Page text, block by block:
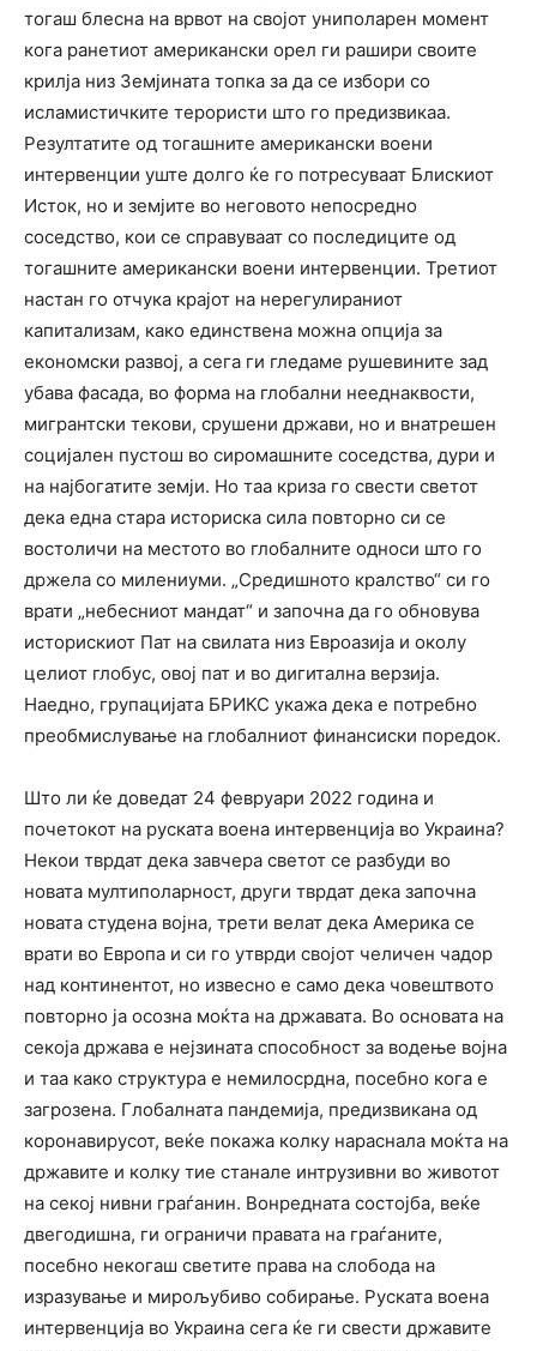
тогаш блесна на врвот на својот униполарен момент
кога ранетиот американски орел ги рашири своите
крилја низ Земјината топка за да се избори со
исламистичките терористи што го предизвикаа.
Резултатите од тогашните американски воени
интервенции уште долго ќе го потресуваат Блискиот
Исток, но и земјите во неговото непосредно
соседство, кои се справуваат со последиците од
тогашните американски воени интервенции. Третиот
настан го отчука крајот на нерегулираниот
капитализам, како единствена можна опција за
економски развој, а сега ги гледаме рушевините зад
убава фасада, во форма на глобални нееднаквости,
мигрантски текови, срушени држави, но и внатрешен
социјален пустош во сиромашните соседства, дури и
на најбогатите земји. Но таа криза го свести светот
дека една стара историска сила повторно си се
востоличи на местото во глобалните односи што го
држела со милениуми. „Средишното кралство“ си го
врати „небесниот мандат“ и започна да го обновува
историскиот Пат на свилата низ Евроазија и околу
целиот глобус, овој пат и во дигитална верзија.
Наедно, групацијата БРИКС укажа дека е потребно
преобмислување на глобалниот финансиски поредок.
Што ли ќе доведат 24 февруари 2022 година и
почетокот на руската воена интервенција во Украина?
Некои тврдат дека завчера светот се разбуди во
новата мултиполарност, други тврдат дека започна
новата студена војна, трети велат дека Америка се
врати во Европа и си го утврди својот челичен чадор
над континентот, но извесно е само дека човештвото
повторно ја осозна моќта на државата. Во основата на
секоја држава е нејзината способност за водење војна
и таа како структура е немилосрдна, посебно кога е
загрозена. Глобалната пандемија, предизвикана од
коронавирусот, веќе покажа колку нараснала моќта на
државите и колку тие станале интрузивни во животот
на секој нивни граѓанин. Вонредната состојба, веќе
двегодишна, ги ограничи правата на граѓаните,
посебно некогаш светите права на слобода на
изразување и мирољубиво собирање. Руската воена
интервенција во Украина сега ќе ги свести државите